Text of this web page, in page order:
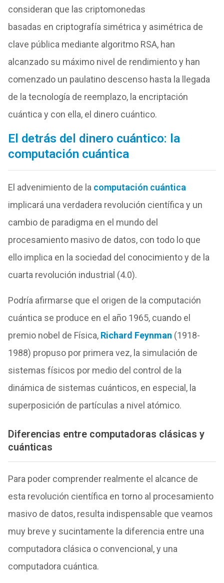
consideran que las criptomonedas
basadas en criptografía simétrica y asimétrica de
clave pública mediante algoritmo RSA, han
alcanzado su máximo nivel de rendimiento y han
comenzado un paulatino descenso hasta la llegada
de la tecnología de reemplazo, la encriptación
cuántica y con ella, el dinero cuántico.
El detrás del dinero cuántico: la
computación cuántica
El advenimiento de la computación cuántica
implicará una verdadera revolución científica y un
cambio de paradigma en el mundo del
procesamiento masivo de datos, con todo lo que
ello implica en la sociedad del conocimiento y de la
cuarta revolución industrial (4.0).
Podría afirmarse que el origen de la computación
cuántica se produce en el año 1965, cuando el
premio nobel de Física, Richard Feynman (1918-
1988) propuso por primera vez, la simulación de
sistemas físicos por medio del control de la
dinámica de sistemas cuánticos, en especial, la
superposición de partículas a nivel atómico.
Diferencias entre computadoras clásicas y
cuánticas
Para poder comprender realmente el alcance de
esta revolución científica en torno al procesamiento
masivo de datos, resulta indispensable que veamos
muy breve y sucintamente la diferencia entre una
computadora clásica o convencional, y una
computadora cuántica.